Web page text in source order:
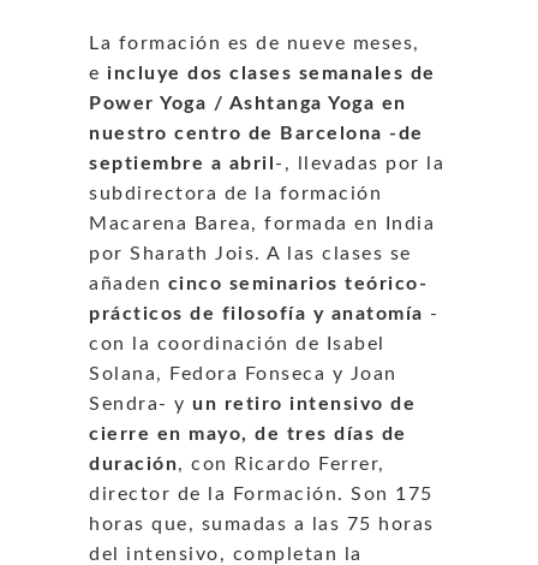
La formación es de nueve meses,
e incluye dos clases semanales de
Power Yoga / Ashtanga Yoga en
nuestro centro de Barcelona -de
septiembre a abril-, llevadas por la
subdirectora de la formación
Macarena Barea, formada en India
por Sharath Jois. A las clases se
añaden cinco seminarios teórico-
prácticos de filosofía y anatomía -
con la coordinación de Isabel
Solana, Fedora Fonseca y Joan
Sendra- y un retiro intensivo de
cierre en mayo, de tres días de
duración, con Ricardo Ferrer,
director de la Formación. Son 175
horas que, sumadas a las 75 horas
del intensivo, completan la